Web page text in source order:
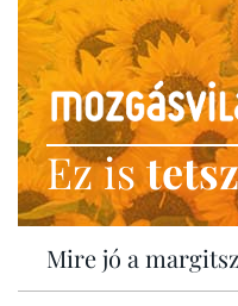
Ez is
Mire jó a